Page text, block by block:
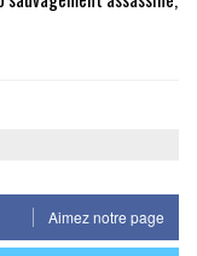
Aimez notre page